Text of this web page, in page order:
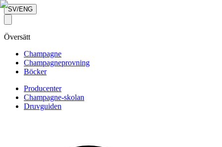
SV/ENG
Översätt
Champagne
Champagneprovning
Böcker
Producenter
Champagne-skolan
Druvguiden